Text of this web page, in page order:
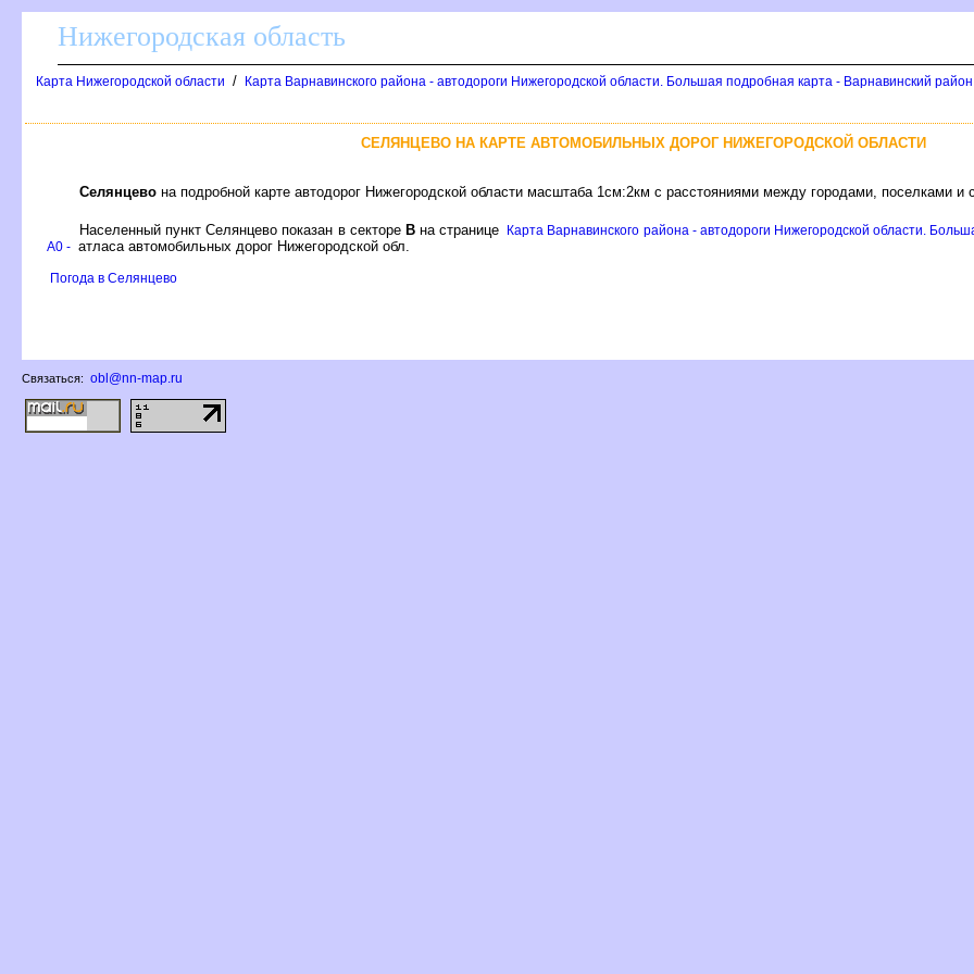
Нижегородская область
Карта Нижегородской области / Карта Варнавинского района - автодороги Нижегородской области. Большая подробная карта - Варнавинский район
СЕЛЯНЦЕВО НА КАРТЕ АВТОМОБИЛЬНЫХ ДОРОГ НИЖЕГОРОДСКОЙ ОБЛАСТИ
Селянцево на подробной карте автодорог Нижегородской области масштаба 1см:2км с расстояниями между городами, поселками и
Населенный пункт Селянцево показан в секторе на странице Карта Варнавинского района - автодороги Нижегородской области.
A0 - атласа автомобильных дорог Нижегородской обл.
Погода в Селянцево
Связаться: obl@nn-map.ru